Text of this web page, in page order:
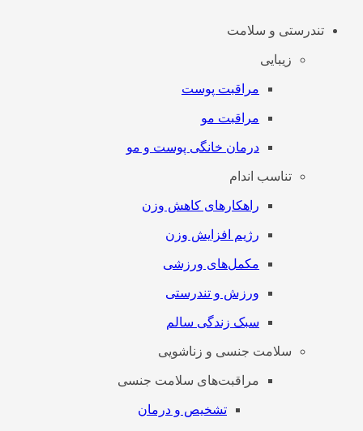
تندرستی و سلامت
زیبایی
مراقبت پوست
مراقبت مو
درمان خانگی پوست و مو
تناسب اندام
راهکارهای کاهش وزن
رژیم افزایش وزن
مکمل‌های ورزشی
ورزش و تندرستی
سبک زندگی سالم
سلامت جنسی و زناشویی
مراقبت‌های سلامت جنسی
تشخیص و درمان